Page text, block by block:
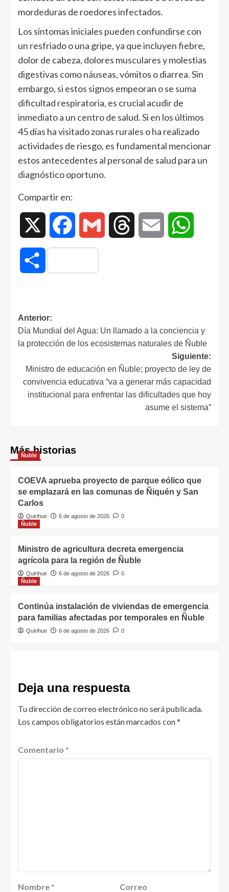
mordeduras de roedores infectados.
Los síntomas iniciales pueden confundirse con
un resfriado o una gripe, ya que incluyen fiebre,
dolor de cabeza, dolores musculares y molestias
digestivas como náuseas, vómitos o diarrea. Sin
embargo, si estos signos empeoran o se suma
dificultad respiratoria, es crucial acudir de
inmediato a un centro de salud. Si en los últimos
45 días ha visitado zonas rurales o ha realizado
actividades de riesgo, es fundamental mencionar
estos antecedentes al personal de salud para un
diagnóstico oportuno.
Compartir en:
Facebook Gmail Threads Email
Compartir
Anterior:
Día Mundial del Agua: Un llamado a la conciencia y
la protección de los ecosistemas naturales de Ñuble
Siguiente:
Ministro de educación en Ñuble; proyecto de ley de
convivencia educativa “va a generar más capacidad
institucional para enfrentar las dificultades que hoy
asume el sistema”
Más historias
Ñuble
COEVA aprueba proyecto de parque eólico que
se emplazará en las comunas de Ñiquén y San
Carlos
Quirihue 6 de agosto de 2026
0
Ñuble
Ministro de agricultura decreta emergencia
agrícola para la región de Ñuble
Quirihue 6 de agosto de 2026
0
Ñuble
Continúa instalación de viviendas de emergencia
para familias afectadas por temporales en Ñuble
Quirihue 6 de agosto de 2026 0
Deja una respuesta
Tu dirección de correo electrónico no será publicada.
Los campos obligatorios están marcados con*
Comentario *
Nombre *
Correo